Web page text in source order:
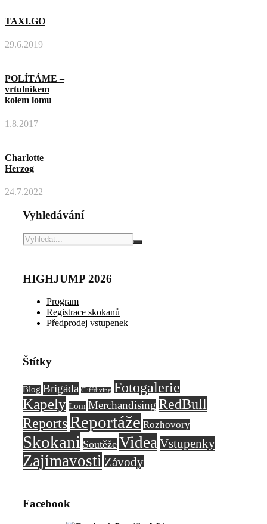
TAXI.GO
29.6.2019
POLÍTÁME –
vrtulníkem
kolem lomu
1.8.2017
Charlotte
Herzog
24.7.2022
Vyhledávání
HIGHJUMP 2026
Program
Registrace skokanů
Předprodej vstupenek
Štítky
Blog Brigáda Cliffdiving Fotogalerie
Kapely Lom Merchandising RedBull
ReportsReportáže Rozhovory
Skokani Soutěže VideaVstupenky
Zajímavosti Závody
Facebook